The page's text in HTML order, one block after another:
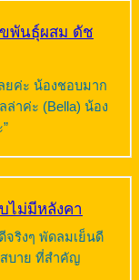
พันธุ์ผสม ดัช
ยค่ะ น้องชอบมาก
ล่าค่ะ (Bella) น้อง
ไม่มีหลังคา
จริงๆ พัดลมเย็นดี
บาย ที่สำคัญ